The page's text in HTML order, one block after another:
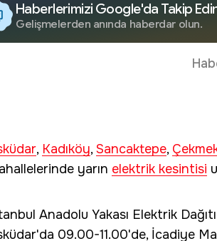
Haberlerimizi Google'da Takip
Gelişmelerden anında haberdar olun.
, Kadıköy,Sancaktepe,
yarın elektrik kesintisi
Anadolu Yakası Elektrik
09.00-11.00'de, İcadiye